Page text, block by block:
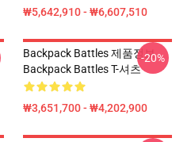
₩5,642,910 - ₩6,607,510
Backpack Battles 제품정보
Backpack Battles T-셔츠
₩3,651,700 - ₩4,202,900
-20%